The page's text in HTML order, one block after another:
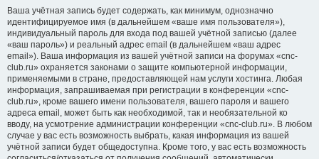
Ваша учётная запись будет содержать, как минимум, однозначно
идентифицируемое имя (в дальнейшем «ваше имя пользователя»),
индивидуальный пароль для входа под вашей учётной записью (далее
«ваш пароль») и реальный адрес email (в дальнейшем «ваш адрес
email»). Ваша информация из вашей учётной записи на форумах «cnc-
club.ru» охраняется законами о защите компьютерной информации,
применяемыми в стране, предоставляющей нам услуги хостинга. Любая
информация, запрашиваемая при регистрации в конференции «cnc-
club.ru», кроме вашего имени пользователя, вашего пароля и вашего
адреса email, может быть как необходимой, так и необязательной ко
вводу, на усмотрение администрации конференции «cnc-club.ru». В любом
случае у вас есть возможность выбрать, какая информация из вашей
учётной записи будет общедоступна. Кроме того, у вас есть возможность